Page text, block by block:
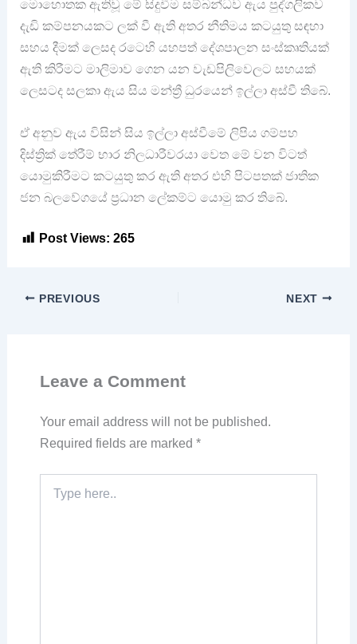
මොහොතක ඇතිවූ මේ සිදුවීම සම්බන්ධව ඇය පුද්ගලිකව
දැඩි කම්පනයකට ලක් වී ඇති අතර නීතිමය කටයුතු සඳහා
සහය දීමක් ලෙසද රටෙහි යහපත් දේශපාලන සංස්‍කෘතියක්
ඇති කිරීමට මාලිමාව ගෙන යන වැඩපිලිවෙලට සහයක්
ලෙසටද සලකා ඇය සිය මන්ත්‍රී ධුරයෙන් ඉල්ලා අස්වී තිබේ.
ඒ අනුව ඇය විසින් සිය ඉල්ලා අස්වීමේ ලිපිය ගම්පහ
දිස්ත්‍රික් තේරීම් භාර නිලධාරීවරයා වෙත මේ වන විටත්
යොමුකිරීමට කටයුතු කර ඇති අතර එහි පිටපතක් ජාතික
ජන බලවේගයේ ප්‍රධාන ලේකම්ට යොමු කර තිබේ.
Post Views: 265
PREVIOUS NEXT
Leave a Comment
Your email address will not be published.
Required fields are marked *
here..